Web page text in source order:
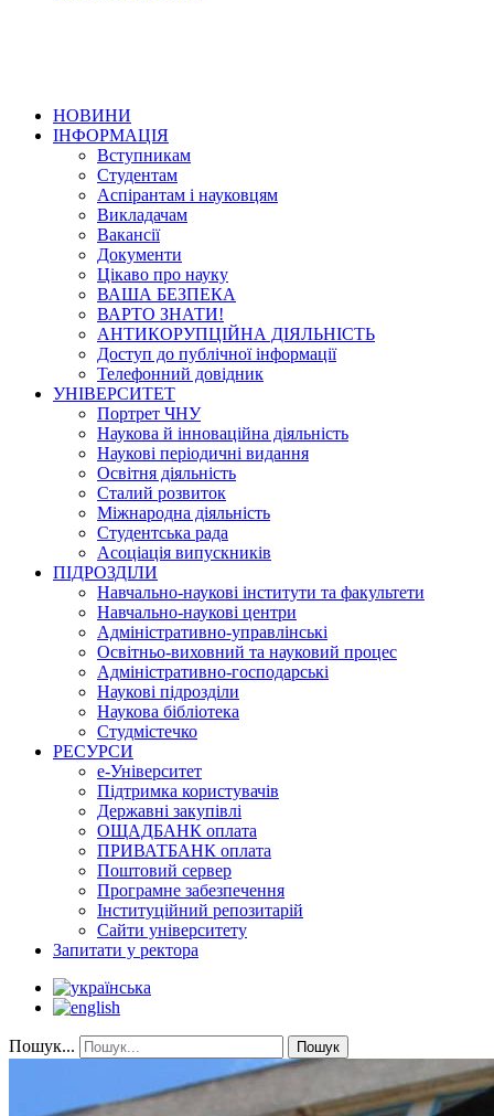
НОВИНИ
ІНФОРМАЦІЯ
Вступникам
Студентам
Аспірантам і науковцям
Викладачам
Вакансії
Документи
Цікаво про науку
ВАША БЕЗПЕКА
ВАРТО ЗНАТИ!
АНТИКОРУПЦІЙНА ДІЯЛЬНІСТЬ
Доступ до публічної інформації
Телефонний довідник
УНІВЕРСИТЕТ
Портрет ЧНУ
Наукова й інноваційна діяльність
Наукові періодичні видання
Освітня діяльність
Сталий розвиток
Міжнародна діяльність
Студентська рада
Асоціація випускників
ПІДРОЗДІЛИ
Навчально-наукові інститути та факультети
Навчально-наукові центри
Адміністративно-управлінські
Освітньо-виховний та науковий процес
Адміністративно-господарські
Наукові підрозділи
Наукова бібліотека
Студмістечко
РЕСУРСИ
е-Університет
Підтримка користувачів
Державні закупівлі
ОЩАДБАНК оплата
ПРИВАТБАНК оплата
Поштовий сервер
Програмне забезпечення
Інституційний репозитарій
Сайти університету
Запитати у ректора
Пошук... Пошук